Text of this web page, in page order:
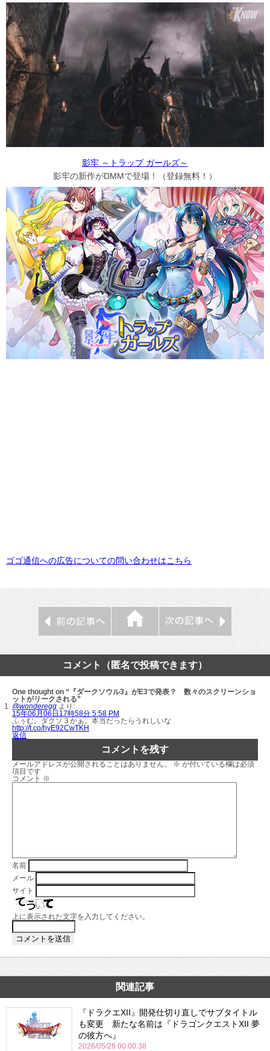
影牢 ～トラップ ガールズ～
影牢の新作がDMMで登場！（登録無料！）
ゴゴ通信への広告についての問い合わせはこちら
コメント（匿名で投稿できます）
One thought on “『ダークソウル3』がE3で発表？ 数々のスクリーンショ
ットがリークされる”
@wonderegg より:
15年06月06日17時58分 5:58 PM
ふぅむ。ダクソ３かぁ。本当だったらうれしいな
http://t.co/hyE92CwTKH
返信
コメントを残す
メールアドレスが公開されることはありません。 ※ が付いている欄は必須
項目です
コメント ※
名前
メール
サイト
上に表示された文字を入力してください。
関連記事
『ドラクエXII』開発仕切り直しでサブタイトル
も変更 新たな名前は『ドラゴンクエストXII 夢
の彼方へ』
2026/05/28 00:00:38